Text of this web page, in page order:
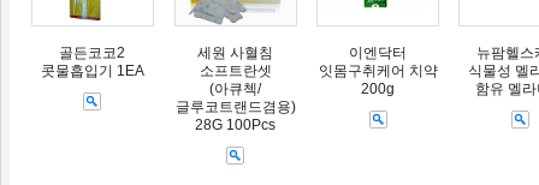
골든코코2
콧물흡입기 1EA
세원 사혈침
소프트란셋
(아큐첵/
글루코트랜드겸용)
28G 100Pcs
이엔닥터
잇몸구취케어 치약
200g
뉴팜헬스
식물성 멜
함유 멜